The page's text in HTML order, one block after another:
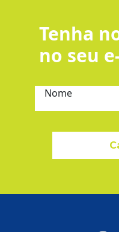
Tenha
no seu
Nome